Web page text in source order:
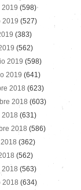
2019 (598)
2019 (527)
(383)
(562)
2019 (598)
2019 (641)
2018 (623)
2018 (603)
2018 (631)
2018 (586)
(362)
(562)
2018 (563)
2018 (634)